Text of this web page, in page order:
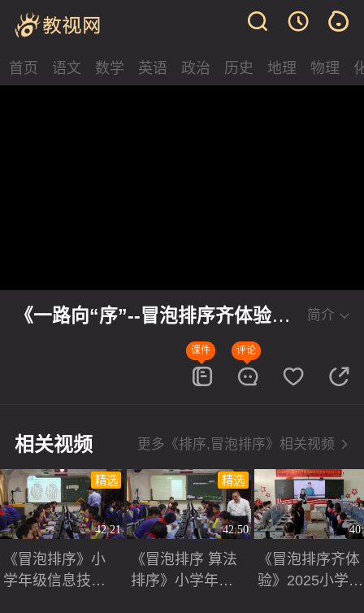
首页 语文 数学 英语 政治 历史 地理 物理
简介
《一路向“序”--冒泡排序齐体验》
初中信息技术教学大赛二等奖视频
评论
课件
相关视频 更多《排序,冒泡排序》相关视频
42:21
精选
《冒泡排序》小
学年级信息技术
42:50
精选
《冒泡排序 算法
排序》小学年级
《冒泡排序齐体
验》2025小学信